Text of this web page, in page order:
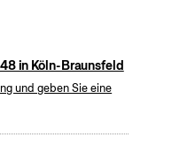
in Köln-Braunsfeld
und geben Sie eine